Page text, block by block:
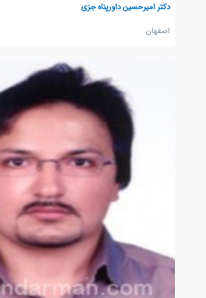
دکتر امیرحسین داورپناه جزی
اصفهان